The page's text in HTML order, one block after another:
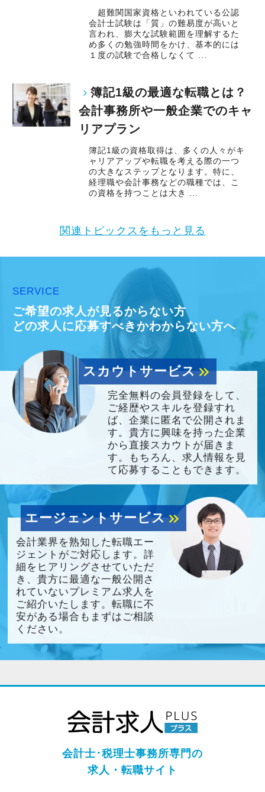
超難関国家資格といわれている公認
会計士試験は「質」の難易度が高いと
言われ、膨大な試験範囲を理解するた
め多くの勉強時間をかけ、基本的には
１度の試験で合格しなくて ...
簿記1級の最適な転職とは？
会計事務所や一般企業でのキャ
リアプラン
簿記1級の資格取得は、多くの人々がキ
ャリアアップや転職を考える際の一つ
の大きなステップとなります。特に、
経理職や会計事務などの職種では、こ
の資格を持つことは大き ...
関連トピックスをもっと見る
SERVICE
ご希望の求人が見るからない方
どの求人に応募すべきかわからない方へ
スカウトサービスkeyboard_double_arrow_right
完全無料の会員登録をして、
ご経歴やスキルを登録すれ
ば、企業に匿名で公開されま
す。貴方に興味を持った企業
から直接スカウトが届きま
す。もちろん、求人情報を見
て応募することもできます。
エージェントサービスkeyboard_double_arrow_right
会計業界を熟知した転職エー
ジェントがご対応します。詳
細をヒアリングさせていただ
き、貴方に最適な一般公開さ
れていないプレミアム求人を
ご紹介いたします。転職に不
安がある場合もまずはご相談
ください。
会計士･税理士事務所専門の
求人・転職サイト